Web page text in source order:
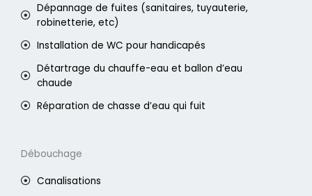
Dépannage de fuites (sanitaires, tuyauterie,
robinetterie, etc)
Installation de WC pour handicapés
Détartrage du chauffe-eau et ballon d’eau
chaude
Réparation de chasse d’eau qui fuit
Débouchage
Canalisations